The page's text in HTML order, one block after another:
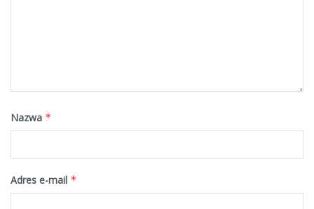
Nazwa *
Adres e-mail *